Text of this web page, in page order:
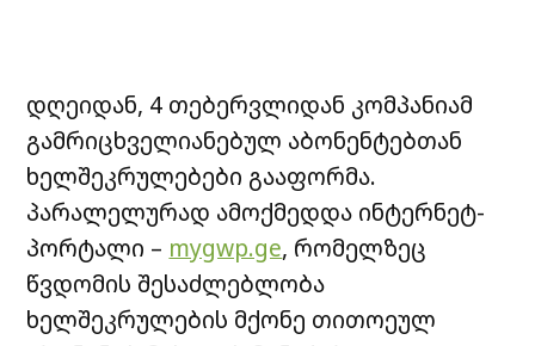
დღეიდან, 4 თებერვლიდან კომპანიამ
გამრიცხველიანებულ აბონენტებთან
ხელშეკრულებები გააფორმა.
პარალელურად ამოქმედდა ინტერნეტ-
პორტალი – mygwp.ge, რომელზეც
წვდომის შესაძლებლობა
ხელშეკრულების მქონე თითოეულ